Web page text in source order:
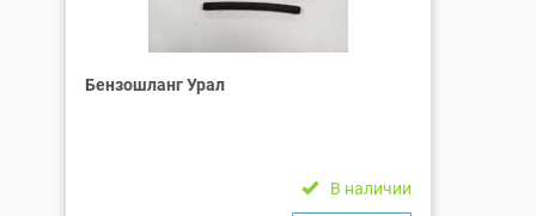
Бензошланг Урал
В наличии